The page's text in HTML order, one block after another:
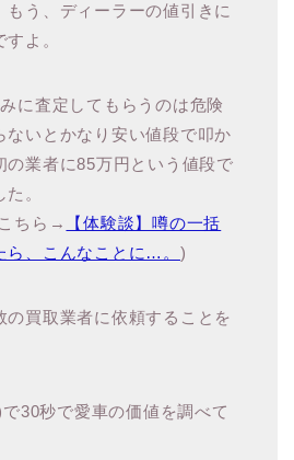
もう、ディーラーの値引きに
よ。
に査定してもらうのは危険
ないとかなり安い値段で叩か
の業者に85万円という値段で
。
ちら→
【体験談】噂の一括
ら、こんなことに…。 )
の買取業者に依頼することを
30秒で愛車の価値を調べて